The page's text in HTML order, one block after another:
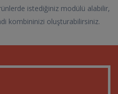
istediğiniz modülü alabilir,
kombininizi oluşturabilirsiniz.